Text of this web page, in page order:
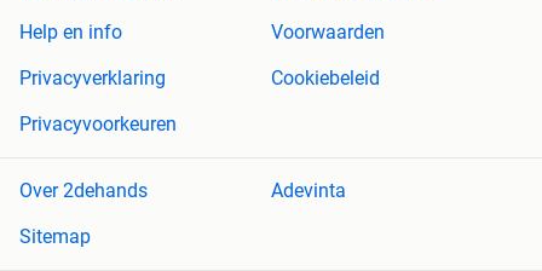
Help en info
Voorwaarden
Privacyverklaring
Cookiebeleid
Privacyvoorkeuren
Over 2dehands
Adevinta
Sitemap